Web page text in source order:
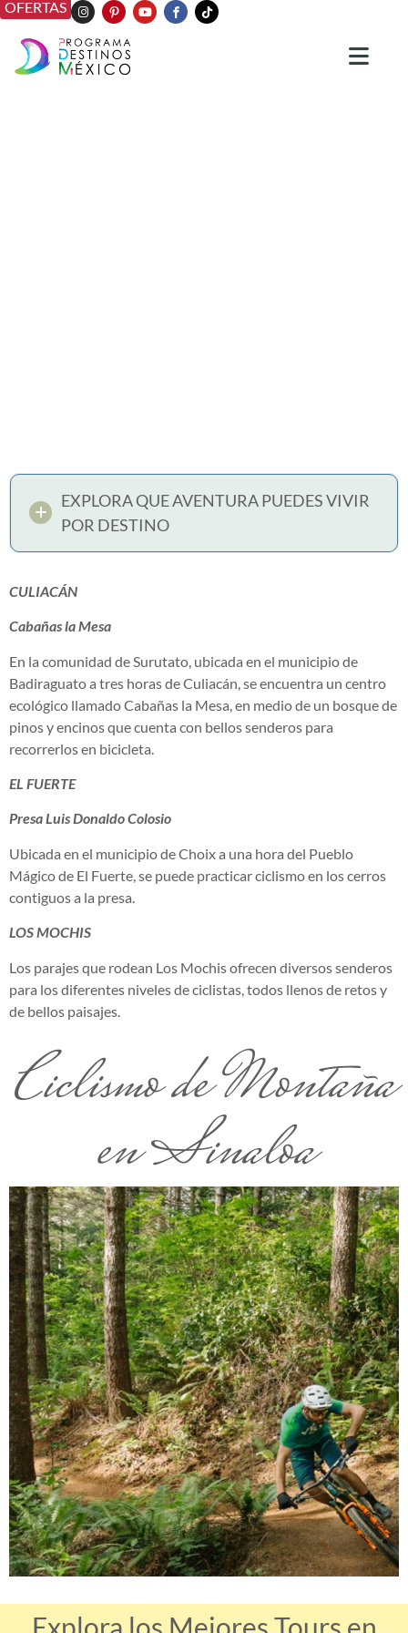
OFERTAS
EXPLORA QUE AVENTURA PUEDES VIVIR
POR DESTINO
CULIACÁN
Cabañas la Mesa
En la comunidad de Surutato, ubicada en el municipio de
Badiraguato a tres horas de Culiacán, se encuentra un centro
ecológico llamado Cabañas la Mesa, en medio de un bosque de
pinos y encinos que cuenta con bellos senderos para
recorrerlos en bicicleta.
EL FUERTE
Presa Luis Donaldo Colosio
Ubicada en el municipio de Choix a una hora del Pueblo
Mágico de El Fuerte, se puede practicar ciclismo en los cerros
contiguos a la presa.
LOS MOCHIS
Los parajes que rodean Los Mochis ofrecen diversos senderos
para los diferentes niveles de ciclistas, todos llenos de retos y
de bellos paisajes.
Ciclismo de Montaña
en Sinaloa